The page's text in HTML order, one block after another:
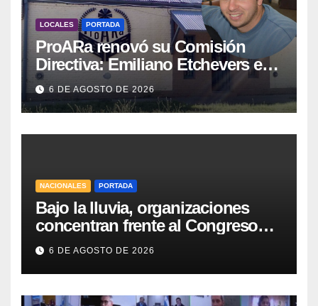
LOCALES PORTADA
ProARa renovó su Comisión
Directiva: Emiliano Etchevers es
el nuevo Presidente de la entidad
6 DE AGOSTO DE 2026
NACIONALES PORTADA
Bajo la lluvia, organizaciones
concentran frente al Congreso
contra de la Ley de Propiedad
Privada
6 DE AGOSTO DE 2026